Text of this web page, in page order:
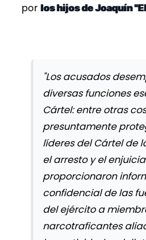
por los hijos de Joaquín
"Los acusados
diversas funciones
Cártel: entre otras
presuntamente
líderes del Cártel de
el arresto y el
proporcionaron
confidencial de las
del ejército a
narcotraficantes